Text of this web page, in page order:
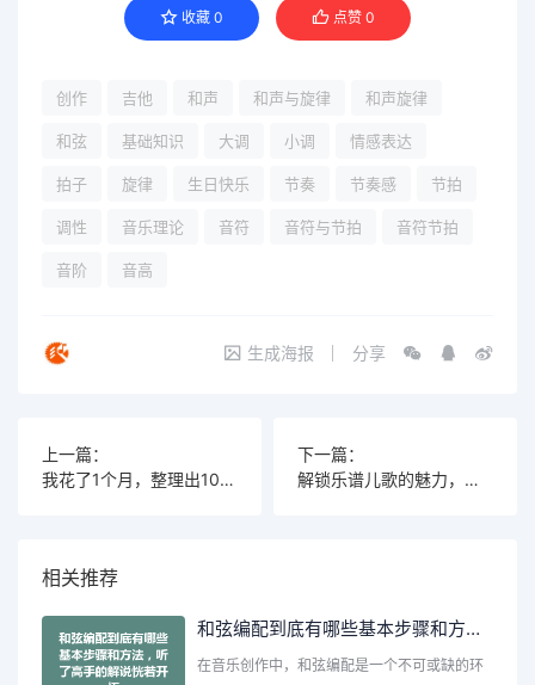
收藏 0 点赞 0
创作 吉他 和声 和声与旋律 和声旋律
和弦 基础知识 大调 小调 情感表达
拍子 旋律 生日快乐 节奏 节奏感 节拍
调性 音乐理论 音符 音符与节拍 音符节拍
音阶 音高
生成海报 分享
上一篇：
我花了1个月，整理出100首经典儿歌乐谱，竟然引发了火爆讨论！
下一篇：
解锁乐谱儿歌的魅力，带孩子一起唱一闪一闪亮晶晶的快乐秘诀
相关推荐
和弦编配到底有哪些基本步骤和方法，听了高手的解说恍若开悟
在音乐创作中，和弦编配是一个不可或缺的环